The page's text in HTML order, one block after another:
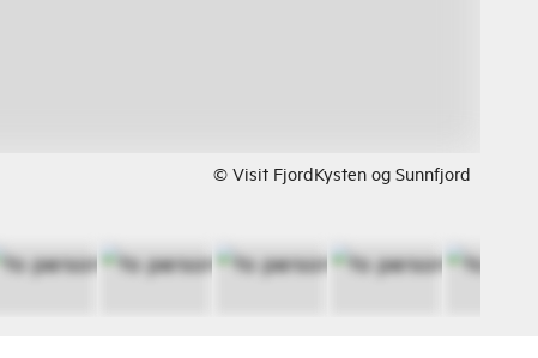
© Visit FjordKysten og Sunnfjord